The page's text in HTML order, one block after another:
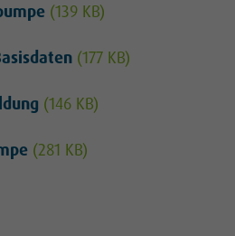
(139 KB)
(177 KB)
(146 KB)
(281 KB)